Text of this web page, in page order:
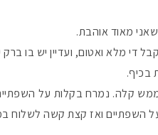
די מלא ואטום, ועדיין יש בו ברק
קלה. נמרח בקלות על
השפתיים ואז קצת קשה לשלוח